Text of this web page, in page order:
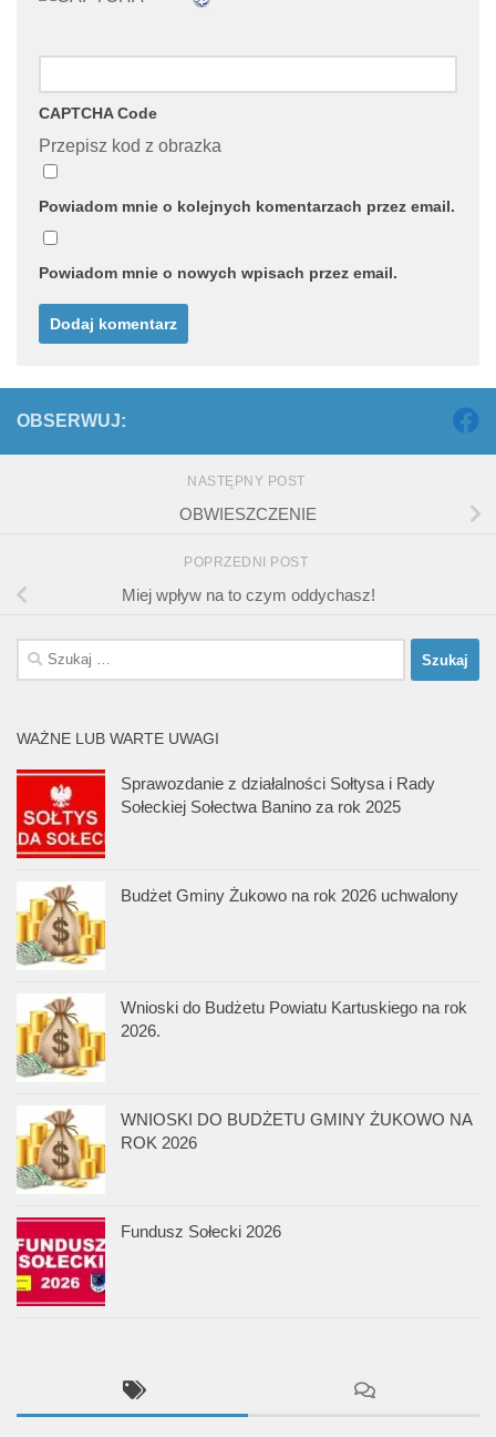
CAPTCHA Code
Przepisz kod z obrazka
Powiadom mnie o kolejnych komentarzach przez email.
Powiadom mnie o nowych wpisach przez email.
OBSERWUJ:
NASTĘPNY POST
OBWIESZCZENIE
POPRZEDNI POST
Miej wpływ na to czym oddychasz!
Szukaj:
WAŻNE LUB WARTE UWAGI
Sprawozdanie z działalności Sołtysa i Rady
Sołeckiej Sołectwa Banino za rok 2025
Budżet Gminy Żukowo na rok 2026 uchwalony
Wnioski do Budżetu Powiatu Kartuskiego na rok
2026.
WNIOSKI DO BUDŻETU GMINY ŻUKOWO NA
ROK 2026
Fundusz Sołecki 2026